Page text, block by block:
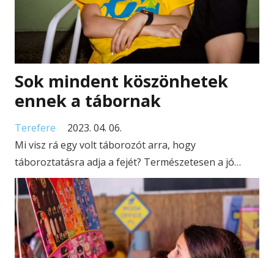
Sok mindent köszönhetek
ennek a tábornak
Terefere
2023. 04. 06.
Mi visz rá egy volt táborozót arra, hogy
táboroztatásra adja a fejét? Természetesen a jó…